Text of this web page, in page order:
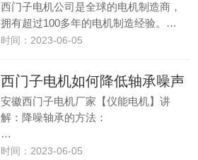
西门子电机公司是全球的电机制造商，
拥有超过100多年的电机制造经验。…
时间：2023-06-05
西门子电机如何降低轴承噪声
安徽西门子电机厂家【仪能电机】讲
解：降噪轴承的方法：
…
时间：2023-06-05